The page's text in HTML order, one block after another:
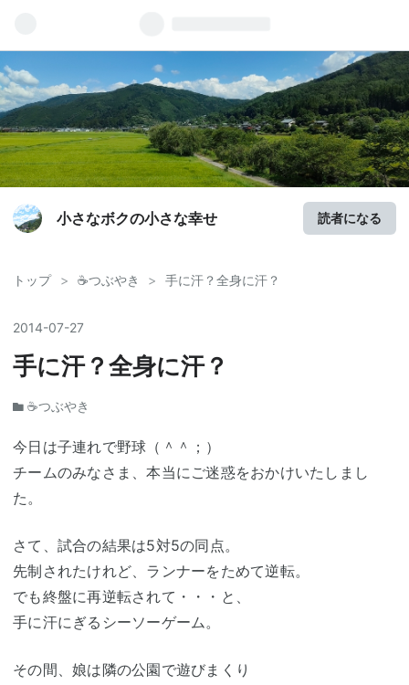
小さなボクの小さな幸せ 読者になる
トップ > ☕️つぶやき > 手に汗？全身に汗？
2014-07-27
手に汗？全身に汗？
☕️つぶやき
今日は子連れで野球（＾＾；）
チームのみなさま、本当にご迷惑をおかけいたしまし
た。
さて、試合の結果は5対5の同点。
先制されたけれど、ランナーをためて逆転。
でも終盤に再逆転されて・・・と、
手に汗にぎるシーソーゲーム。
その間、娘は隣の公園で遊びまくり